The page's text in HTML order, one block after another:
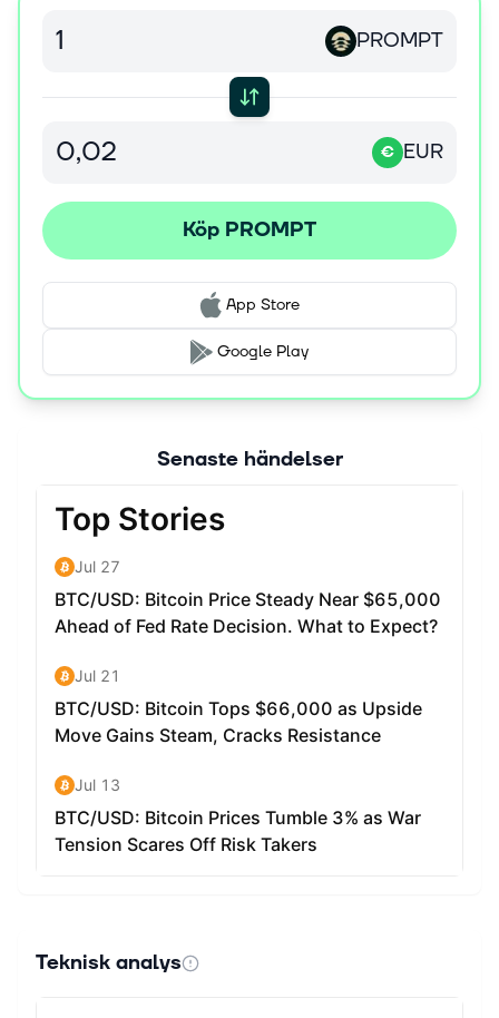
PROMPT
€ EUR
Köp PROMPT
App Store
Google Play
Senaste händelser
Teknisk analys